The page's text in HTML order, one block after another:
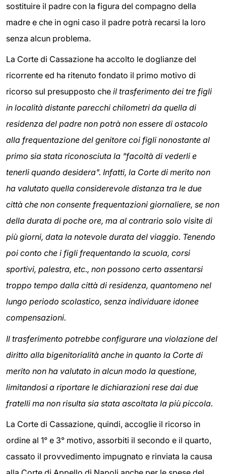
sostituire il padre con la figura del compagno della
madre e che in ogni caso il padre potrà recarsi la loro
senza alcun problema.
La Corte di Cassazione ha accolto le doglianze del
ricorrente ed ha ritenuto fondato il primo motivo di
ricorso sul presupposto che il trasferimento dei tre figli
in località distante parecchi chilometri da quella di
residenza del padre non potrà non essere di ostacolo
alla frequentazione del genitore coi figli nonostante al
primo sia stata riconosciuta la "facoltà di vederli e
tenerli quando desidera". Infatti, la Corte di merito non
ha valutato quella considerevole distanza tra le due
città che non consente frequentazioni giornaliere, se non
della durata di poche ore, ma al contrario solo visite di
più giorni, data la notevole durata del viaggio. Tenendo
poi conto che i figli frequentando la scuola, corsi
sportivi, palestra, etc., non possono certo assentarsi
troppo tempo dalla città di residenza, quantomeno nel
lungo periodo scolastico, senza individuare idonee
compensazioni.
Il trasferimento potrebbe configurare una violazione del
diritto alla bigenitorialità anche in quanto la Corte di
merito non ha valutato in alcun modo la questione,
limitandosi a riportare le dichiarazioni rese dai due
fratelli ma non risulta sia stata ascoltata la più piccola.
La Corte di Cassazione, quindi, accoglie il ricorso in
ordine al 1° e 3° motivo, assorbiti il secondo e il quarto,
cassato il provvedimento impugnato e rinviata la causa